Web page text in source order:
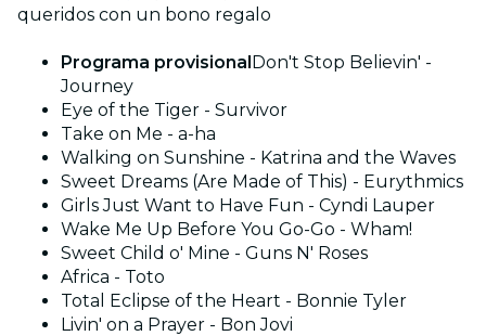
queridos con un bono regalo
Programa provisionalDon't Stop Believin' -
Journey
Eye of the Tiger - Survivor
Take on Me - a-ha
Walking on Sunshine - Katrina and the Waves
Sweet Dreams (Are Made of This) - Eurythmics
Girls Just Want to Have Fun - Cyndi Lauper
Wake Me Up Before You Go-Go - Wham!
Sweet Child o' Mine - Guns N' Roses
Africa - Toto
Total Eclipse of the Heart - Bonnie Tyler
Livin' on a Prayer - Bon Jovi